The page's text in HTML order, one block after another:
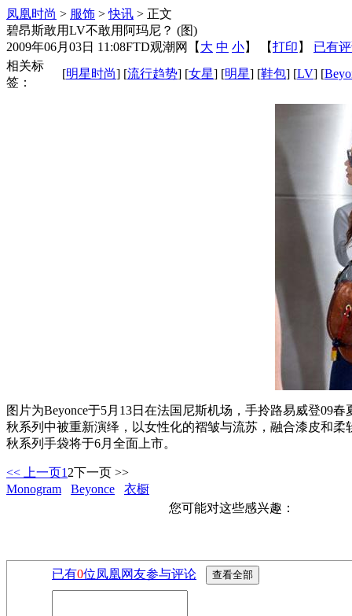
凤凰时尚 > 服饰 >快讯 > 正文
碧昂斯敢用LV不敢用阿玛尼？ (图)
2009年06月03日 11:08FTD观潮网 【 大 中 小】 【打印 】 已有
相关标
签：
[明星时尚] [流行趋势] [女星] [明星] [鞋包] [LV] [
图片为Beyonce于5月13日在法国尼斯机场，手拎路易威登09
秋系列中被重新演绎，以女性化的褶皱与流苏，融合漆皮和
秋系列手袋将于6月全面上市。
<< 上一页1 2下一页 >>
Monogram
Beyonce
衣橱
您可能对这些感兴趣：
已有0位凤凰网友参与评论